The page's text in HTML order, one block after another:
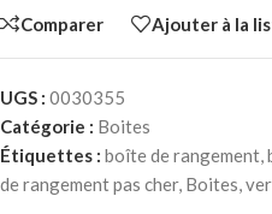
Comparer Ajouter à la
UGS : 0030355
Catégorie : Boites
Étiquettes : boîte de rangement,
de rangement pas cher, Boites,